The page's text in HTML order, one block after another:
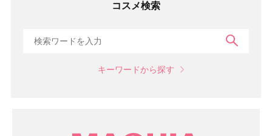
コスメ検索
キーワードから探す